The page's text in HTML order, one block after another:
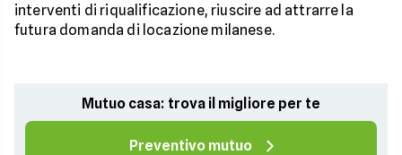
interventi di riqualificazione, riuscire ad attrarre la
futura domanda di locazione milanese.
Mutuo casa: trova il migliore per te
Preventivo mutuo